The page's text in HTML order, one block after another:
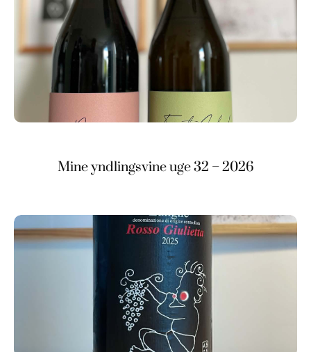
Mine yndlingsvine uge 32 – 2026